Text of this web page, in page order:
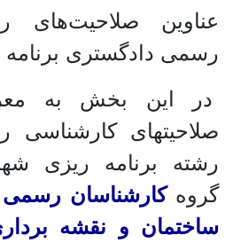
عناوین صلاحیت‌های
رسمی دادگستری
در این بخش به
صلاحیتهای
رشته برنامه ریزی
گروهکارشناسان رسمی
ساختمان و نقشه